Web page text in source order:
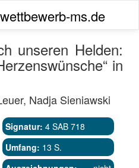
ms.de
unseren Helden:
in
Nadja Sieniawski
Signatur: 4 SAB 718
Umfang: 13 S.